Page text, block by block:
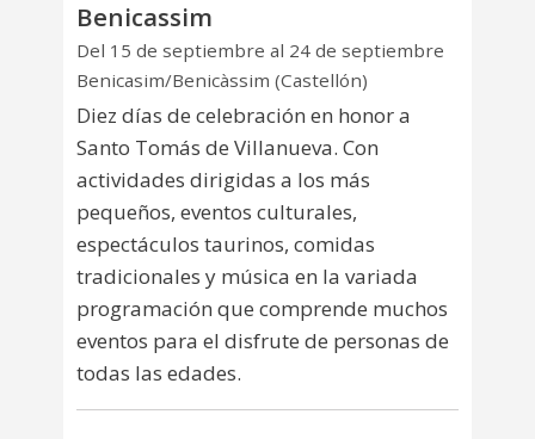
Benicassim
Del 15 de septiembre al 24 de septiembre
Benicasim/Benicàssim (Castellón)
Diez días de celebración en honor a
Santo Tomás de Villanueva. Con
actividades dirigidas a los más
pequeños, eventos culturales,
espectáculos taurinos, comidas
tradicionales y música en la variada
programación que comprende muchos
eventos para el disfrute de personas de
todas las edades.